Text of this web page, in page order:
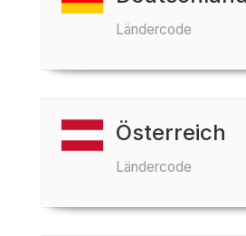
Ländercode
Österreich
Ländercode